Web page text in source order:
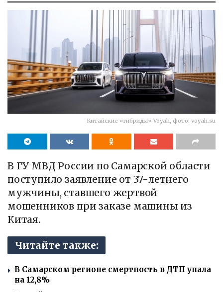
Китайские «гибриды» Voyah, фото: voyah.su
В ГУ МВД России по Самарской области
поступило заявление от 37-летнего
мужчины, ставшего жертвой
мошенников при заказе машины из
Китая.
Читайте также:
В Самарском регионе смертность в ДТП упала
на 12,8%